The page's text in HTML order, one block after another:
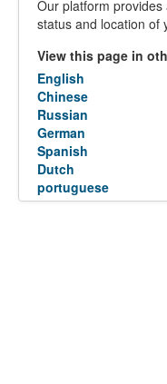
Our platform
status and location of
View this page in
English
Chinese
Russian
German
Spanish
Dutch
portuguese